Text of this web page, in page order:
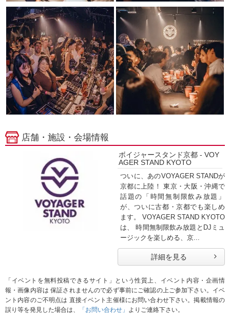
店舗・施設・会場情報
ボイジャースタンド京都 - VOY
AGER STAND KYOTO
ついに、あのVOYAGER STANDが
京都に上陸！ 東京・大阪・沖縄で
話題の「時間無制限飲み放題」
が、ついに古都・京都でも楽しめ
ます。 VOYAGER STAND KYOTO
は、 時間無制限飲み放題とDJミュ
ージックを楽しめる、京...
詳細を見る
「イベントを無料投稿できるサイト」という性質上、イベント内容・企画情
報・画像内容は 保証されませんので必ず事前にご確認の上ご参加下さい。イベ
ント内容のご不明点は 直接イベント主催様にお問い合わせ下さい。掲載情報の
誤り等を発見した場合は、
「お問い合わせ」 よりご連絡下さい。